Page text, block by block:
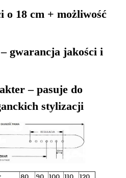
o 18 cm + możliwość
gwarancja jakości i
– pasuje do
stylizacji